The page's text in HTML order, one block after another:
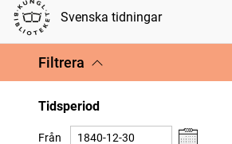
Svenska tidningar
Filtrera
Tidsperiod
Från